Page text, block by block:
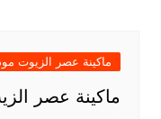
ماكينة عصر الزيوت موديل 811 ماركة
ماكينة عصر